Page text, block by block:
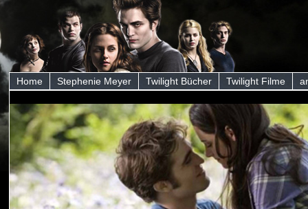
Home Stephenie Meyer Twilight Bücher Twilight Filme